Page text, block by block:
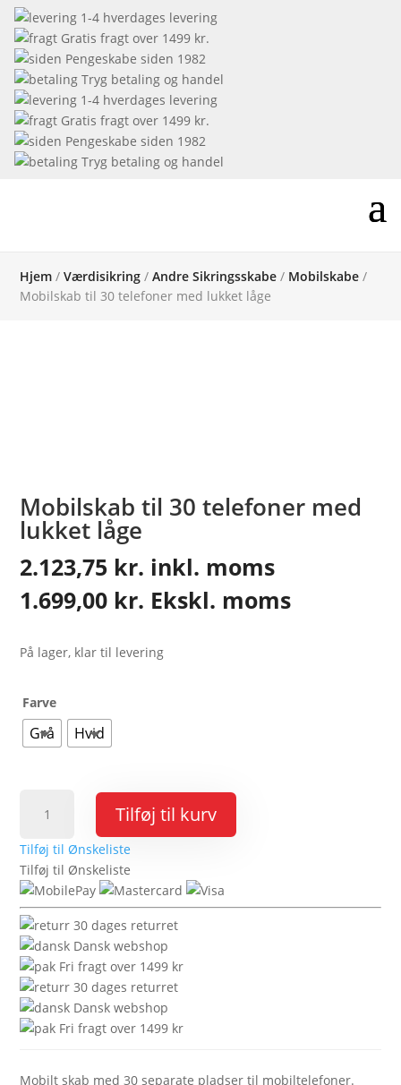
1-4 hverdages levering
Gratis fragt over 1499 kr.
Pengeskabe siden 1982
Tryg betaling og handel
1-4 hverdages levering
Gratis fragt over 1499 kr.
Pengeskabe siden 1982
Tryg betaling og handel
Hjem /Værdisikring /Andre Sikringsskabe / Mobilskabe /
Mobilskab til 30 telefoner med lukket låge
Mobilskab til 30 telefoner med
lukket låge
2.123,75 kr. inkl. moms
1.699,00 kr. Ekskl. moms
På lager, klar til levering
Farve
Grå Hvid
30
telefoner
med
låge
antal
Tilføj til kurv
Tilføj til Ønskeliste
Tilføj til Ønskeliste
30 dages returret
Dansk webshop
Fri fragt over 1499 kr
30 dages returret
Dansk webshop
Fri fragt over 1499 kr
Mobilt skab med 30 separate pladser til mobiltelefoner.